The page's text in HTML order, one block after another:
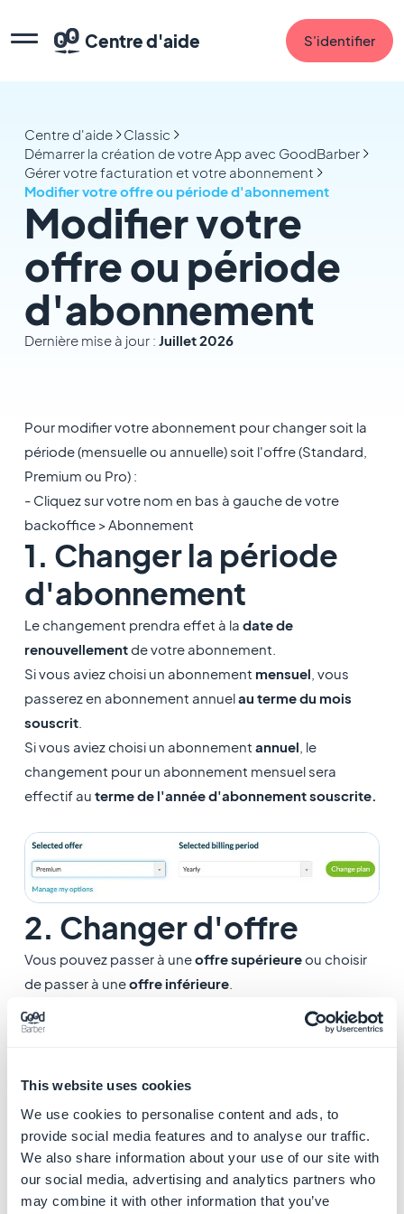
This website uses cookies
We use cookies to personalise content and ads, to
provide social media features and to analyse our traffic.
We also share information about your use of our site with
our social media, advertising and analytics partners who
may combine it with other information that you’ve
Centre d'aide S'identifier
Centre d'aide
Classic
Démarrer la création de votre App avec GoodBarber
Gérer votre facturation et votre abonnement
Modifier votre offre ou période d'abonnement
Modifier votre
offre ou période
d'abonnement
Dernière mise à jour : Juillet 2026
Pour modifier votre abonnement pour changer soit la
période (mensuelle ou annuelle) soit l'offre (Standard,
Premium ou Pro) :
- Cliquez sur votre nom en bas à gauche de votre
backoffice > Abonnement
1. Changer la période
d'abonnement
Le changement prendra effet à la date de
renouvellementde votre abonnement.
Si vous aviez choisi un abonnement mensuel , vous
passerez en abonnement annuelau terme du mois
souscrit.
Si vous aviez choisi un abonnement annuel , le
changement pour un abonnement mensuel sera
effectif au terme de l'année d'abonnement souscrite.
2. Changer d'offre
Vous pouvez passer à uneoffre supérieureou choisir
de passer à uneoffre inférieure.
En cas de passage à une offre inférieure, vous devez
fonctionnalités incluses dans votre
- Si votre abonnement est payé
annuellement
paiement par an) :
Lepassage à une offre inférieurene sera possible
qu'un mois avant ladate anniversaire de votre
abonnement.